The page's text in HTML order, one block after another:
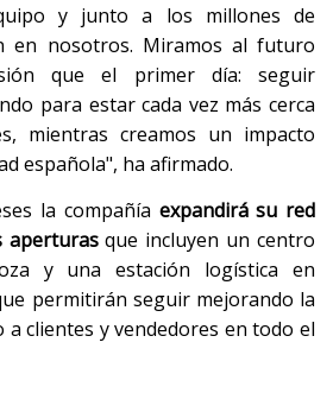
y junto a los millones de
en nosotros. Miramos al futuro
que el primer día: seguir
para estar cada vez más cerca
mientras creamos un impacto
española", ha afirmado.
la compañía expandirá su red
aperturasque incluyen un centro
y una estación logística en
permitirán seguir mejorando la
a clientes y vendedores en todo el